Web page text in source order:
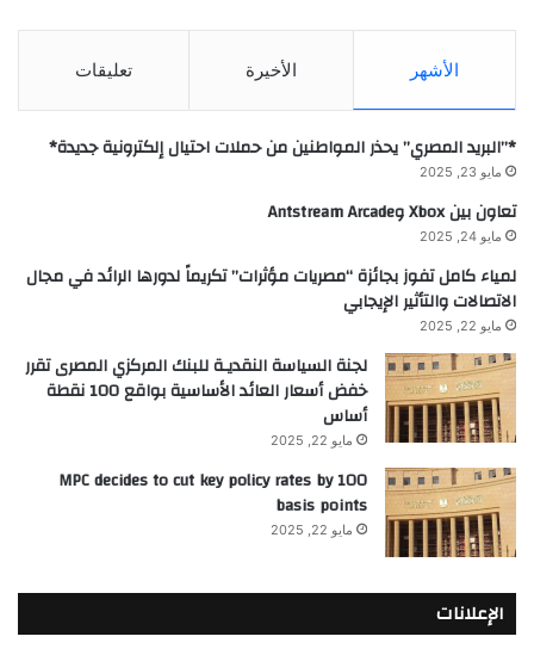
الأشهر الأخيرة تعليقات
*”البريد المصري” يحذر المواطنين من حملات احتيال إلكترونية جديدة*
مايو 23, 2025
تعاون بين Xbox وAntstream Arcade
مايو 24, 2025
لمياء كامل تفوز بجائزة “مصريات مؤثرات” تكريماً لدورها الرائد في مجال
الاتصالات والتأثير الإيجابي
مايو 22, 2025
لجنة السياسة النقديـة للبنك المركزي المصرى تقرر
خفض أسعار العائد الأساسية بواقع 100 نقطة
أساس
مايو 22, 2025
MPC decides to cut key policy rates by 100
basis points
مايو 22, 2025
الإعلانات